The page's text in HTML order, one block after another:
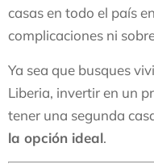
casas en todo el país
complicaciones ni
Ya sea que busques
Liberia, invertir en un
tener una segunda
la opción ideal.